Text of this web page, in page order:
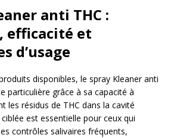
anti THC :
efficacité et
d’usage
disponibles, le spray Kleaner anti
particulière grâce à sa capacité à
les résidus de THC dans la cavité
est essentielle pour ceux qui
contrôles salivaires fréquents,